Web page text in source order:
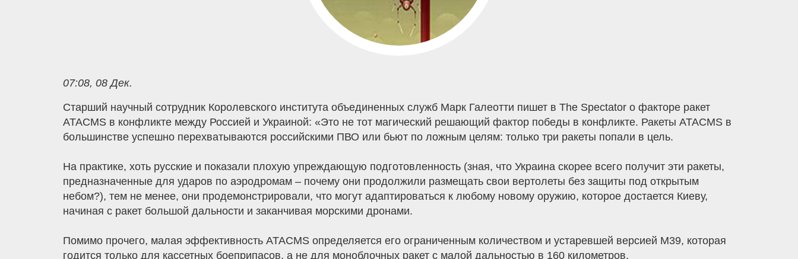
07:08, 08 Дек.
Старший научный сотрудник Королевского института объединенных служб Марк Галеотти пишет в The Spectator о факторе ракет
ATACMS в конфликте между Россией и Украиной: «Это не тот магический решающий фактор победы в конфликте. Ракеты ATACMS в
большинстве успешно перехватываются российскими ПВО или бьют по ложным целям: только три ракеты попали в цель.
На практике, хоть русские и показали плохую упреждающую подготовленность (зная, что Украина скорее всего получит эти ракеты,
предназначенные для ударов по аэродромам – почему они продолжили размещать свои вертолеты без защиты под открытым
небом?), тем не менее, они продемонстрировали, что могут адаптироваться к любому новому оружию, которое достается Киеву,
начиная с ракет большой дальности и заканчивая морскими дронами.
Помимо прочего, малая эффективность ATACMS определяется его ограниченным количеством и устаревшей версией M39, которая
годится только для кассетных боеприпасов, а не для моноблочных ракет с малой дальностью в 160 километров.